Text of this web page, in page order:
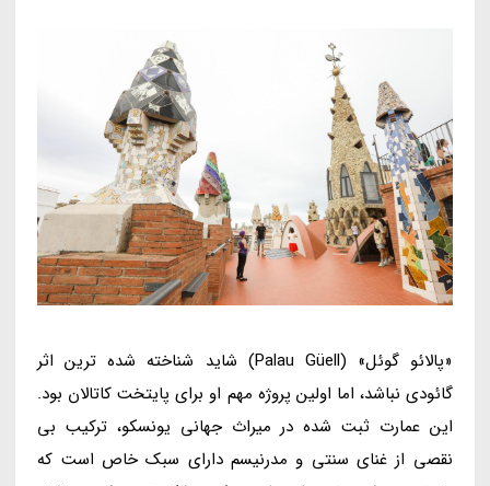
«پالائو گوئل» (Palau Güell) شاید شناخته شده ترین اثر
گائودی نباشد، اما اولین پروژه مهم او برای پایتخت کاتالان بود.
این عمارت ثبت شده در میراث جهانی یونسکو، ترکیب بی
نقصی از غنای سنتی و مدرنیسم دارای سبک خاص است که